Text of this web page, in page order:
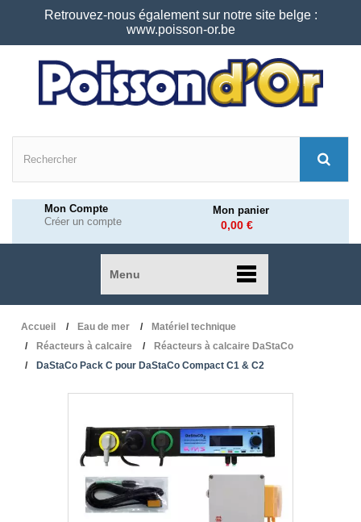
Retrouvez-nous également sur notre site belge :
www.poisson-or.be
Mon Compte
Créer un compte
Mon panier
0,00 €
Menu
Accueil Eau de mer
Matériel technique
Réacteurs à calcaire
Réacteurs à calcaire DaStaCo
DaStaCo Pack C pour DaStaCo Compact C1 & C2